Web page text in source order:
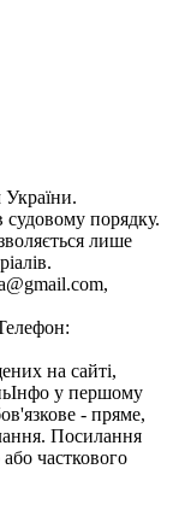
України.
судовому порядку.
лише
на сайті,
у першому
- пряме,
Посилання
часткового